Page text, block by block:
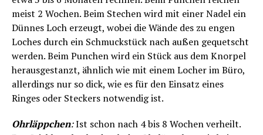
meist 2 Wochen. Beim Stechen wird mit einer Nadel ein
Dünnes Loch erzeugt, wobei die Wände des zu engen
Loches durch ein Schmuckstück nach außen gequetscht
werden. Beim Punchen wird ein Stück aus dem Knorpel
herausgestanzt, ähnlich wie mit einem Locher im Büro,
allerdings nur so dick, wie es für den Einsatz eines
Ringes oder Steckers notwendig ist.
Ohrläppchen:Ist schon nach 4 bis 8 Wochen verheilt.